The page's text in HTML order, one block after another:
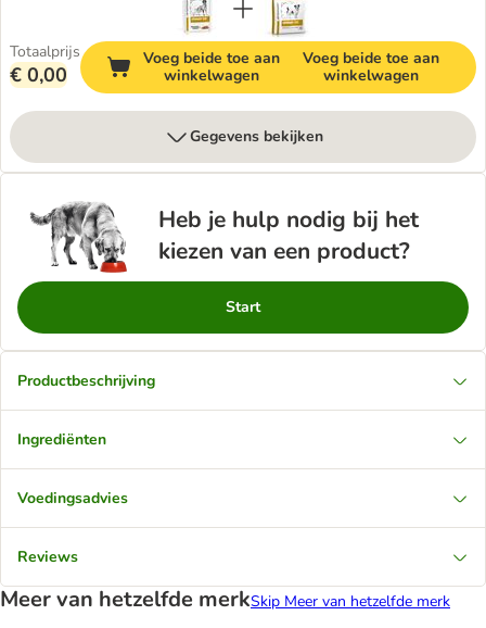
Totaalprijs
€ 0,00
Voeg beide toe aan
winkelwagen
Voeg beide toe aan
winkelwagen
Gegevens bekijken
Heb je hulp nodig bij het
kiezen van een product?
Start
Productbeschrijving
Ingrediënten
Voedingsadvies
Reviews
Meer van hetzelfde merkSkip Meer van hetzelfde merk